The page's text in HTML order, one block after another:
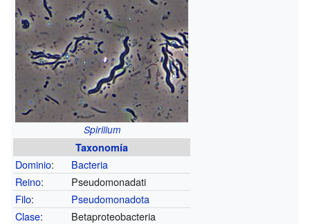
Spirillum
Taxonomía
Dominio:
Bacteria
Reino:
Pseudomonadati
Filo:
Pseudomonadota
Clase:
Betaproteobacteria